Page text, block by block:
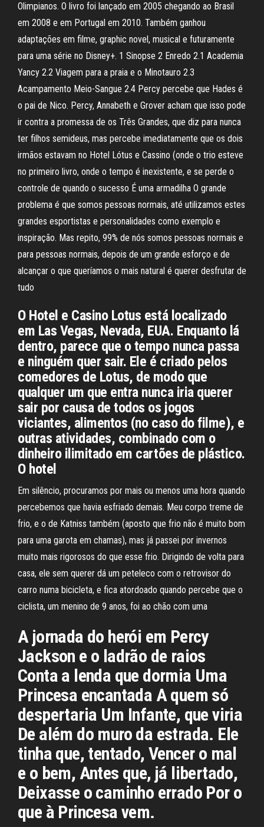
Olimpianos. O livro foi lançado em 2005 chegando ao Brasil
em 2008 e em Portugal em 2010. Também ganhou
adaptações em filme, graphic novel, musical e futuramente
para uma série no Disney+. 1 Sinopse 2 Enredo 2.1 Academia
Yancy 2.2 Viagem para a praia e o Minotauro 2.3
Acampamento Meio-Sangue 2.4 Percy percebe que Hades é
o pai de Nico. Percy, Annabeth e Grover acham que isso pode
ir contra a promessa de os Três Grandes, que diz para nunca
ter filhos semideus, mas percebe imediatamente que os dois
irmãos estavam no Hotel Lótus e Cassino (onde o trio esteve
no primeiro livro, onde o tempo é inexistente, e se perde o
controle de quando o sucesso É uma armadilha O grande
problema é que somos pessoas normais, até utilizamos estes
grandes esportistas e personalidades como exemplo e
inspiração. Mas repito, 99% de nós somos pessoas normais e
para pessoas normais, depois de um grande esforço e de
alcançar o que queríamos o mais natural é querer desfrutar de
tudo
O Hotel e Casino Lotus está localizado
em Las Vegas, Nevada, EUA. Enquanto lá
dentro, parece que o tempo nunca passa
e ninguém quer sair. Ele é criado pelos
comedores de Lotus, de modo que
qualquer um que entra nunca iria querer
sair por causa de todos os jogos
viciantes, alimentos (no caso do filme), e
outras atividades, combinado com o
dinheiro ilimitado em cartões de plástico.
O hotel
Em silêncio, procuramos por mais ou menos uma hora quando
percebemos que havia esfriado demais. Meu corpo treme de
frio, e o de Katniss também (aposto que frio não é muito bom
para uma garota em chamas), mas já passei por invernos
muito mais rigorosos do que esse frio. Dirigindo de volta para
casa, ele sem querer dá um peteleco com o retrovisor do
carro numa bicicleta, e fica atordoado quando percebe que o
ciclista, um menino de 9 anos, foi ao chão com uma
A jornada do herói em Percy
Jackson e o ladrão de raios
Conta a lenda que dormia Uma
Princesa encantada A quem só
despertaria Um Infante, que viria
De além do muro da estrada. Ele
tinha que, tentado, Vencer o mal
e o bem, Antes que, já libertado,
Deixasse o caminho errado Por o
que à Princesa vem.